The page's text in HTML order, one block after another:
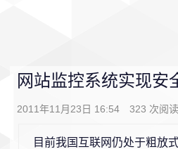
网站监控系统实现安
2011年11月23日 16:54 323 次阅读
目前我国互联网仍处于粗放